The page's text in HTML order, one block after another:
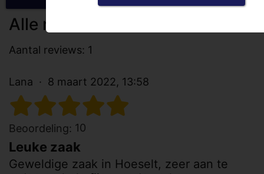
Alle reviews
Aantal reviews: 1
Lana 8 maart 2022, 13:58
Beoordeling: 10
Leuke zaak
Geweldige zaak in Hoeselt, zeer aan te